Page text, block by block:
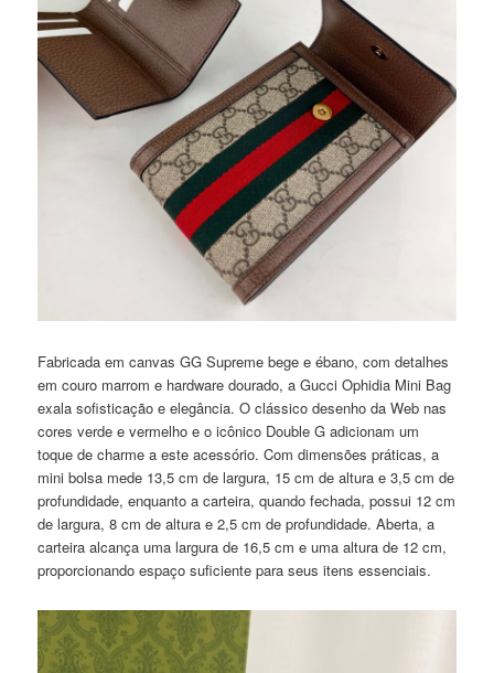
Fabricada em canvas GG Supreme bege e ébano, com detalhes
em couro marrom e hardware dourado, a Gucci Ophidia Mini Bag
exala sofisticação e elegância. O clássico desenho da Web nas
cores verde e vermelho e o icônico Double G adicionam um
toque de charme a este acessório. Com dimensões práticas, a
mini bolsa mede 13,5 cm de largura, 15 cm de altura e 3,5 cm de
profundidade, enquanto a carteira, quando fechada, possui 12 cm
de largura, 8 cm de altura e 2,5 cm de profundidade. Aberta, a
carteira alcança uma largura de 16,5 cm e uma altura de 12 cm,
proporcionando espaço suficiente para seus itens essenciais.